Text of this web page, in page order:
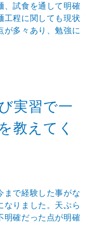
、試食を通して明確
工程に関しても現状
が多々あり、勉強に
実習で一
教えてく
まで経験した事がな
なりました。天ぷら
明確だった点が明確